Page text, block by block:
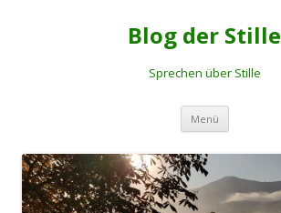
Blog der Stille
Sprechen über Stille
Menü Springe
Inhalt